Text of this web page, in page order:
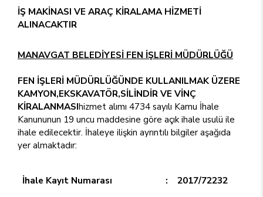
İŞ MAKİNASI VE ARAÇ KİRALAMA HİZMETİ
ALINACAKTIR
MANAVGAT BELEDİYESİ FEN İŞLERİ MÜDÜRLÜĞÜ
FEN İŞLERİ MÜDÜRLÜĞÜNDE KULLANILMAK ÜZERE
KAMYON,EKSKAVATÖR,SİLİNDİR VE VİNÇ
KİRALANMASIhizmet alımı 4734 sayılı Kamu İhale
Kanununun 19 uncu maddesine göre açık ihale usulü ile
ihale edilecektir. İhaleye ilişkin ayrıntılı bilgiler aşağıda
yer almaktadır:
İhale Kayıt Numarası : 2017/72232